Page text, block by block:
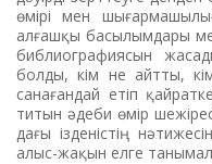
өмірі мен
алғашқы басылымдары
библиографиясын
болды, кім не айтты,
санаған­дай етіп
титын әдеби өмір
дағы ізде­ніс­тің
алыс-жақын елге